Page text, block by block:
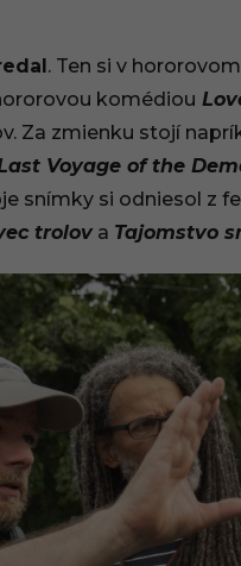
. Ten si v
komédiou
Za zmienku stojí
Voyage of the
snímky si odniesol z
trolova Tajomstvo